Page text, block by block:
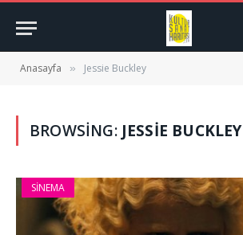
Anasayfa » Jessie Buckley
BROWSING: JESSIE BUCKLEY
SINEMA